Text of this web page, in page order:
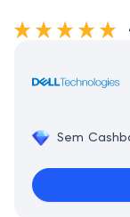
Sem